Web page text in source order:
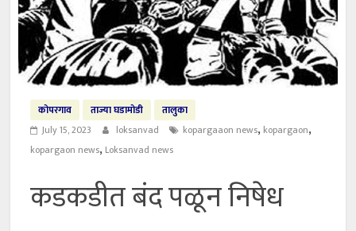
कोपरगाव ताज्या घडामोडी
तालुका
July 15, 2023
loksanvad kopargaaon news, kopargaon,
kopargaon news, Loksanvad news
कडकडीत बंद पळून निषेध